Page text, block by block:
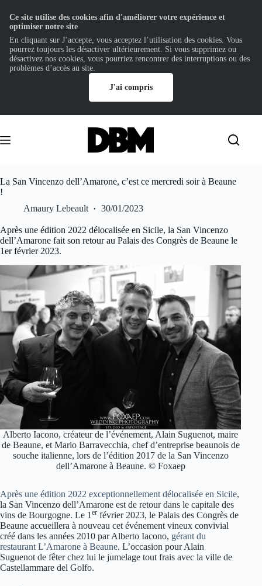
contenu
La San Vincenzo dell’Amarone, c’est ce mercredi soir à Beaune
!
Amaury Lebeault
30/01/2023
Après une édition 2022 délocalisée en Sicile, la San Vincenzo
dell’Amarone fait son retour au Palais des Congrès de Beaune le
1er février 2023.
Alberto Iacono, créateur de l’événement, Alain Suguenot, maire
de Beaune, et Mario Barravecchia, chef d’entreprise beaunois de
souche italienne, lors de l’édition 2017 de la San Vincenzo
dell’Amarone à Beaune. © Foxaep
Après une édition 2022 exceptionnellement délocalisée en Sicile,
la San Vincenzo dell’Amarone est de retour dans le capitale des
vins de Bourgogne. Le 1 er février 2023, le Palais des Congrès de
Beaune accueillera à nouveau cet événement vineux convivial
créé dans les années 2010 par Alberto Iacono, gérant du
restaurant L’Amarone à Beaune. L’occasion pour Alain
Suguenot de fêter chez lui le jumelage tout frais avec la ville de
Castellammare del Golfo.
Ce site utilise des cookies afin d'améliorer votre expérience et
optimiser notre site
En cliquant sur J’accepte, vous acceptez l’utilisation des cookies. Vous
pourrez toujours les désactiver ultérieurement. Si vous supprimez ou
désactivez nos cookies, vous pourriez rencontrer des interruptions ou des
problèmes d’accès au site.
J'ai compris